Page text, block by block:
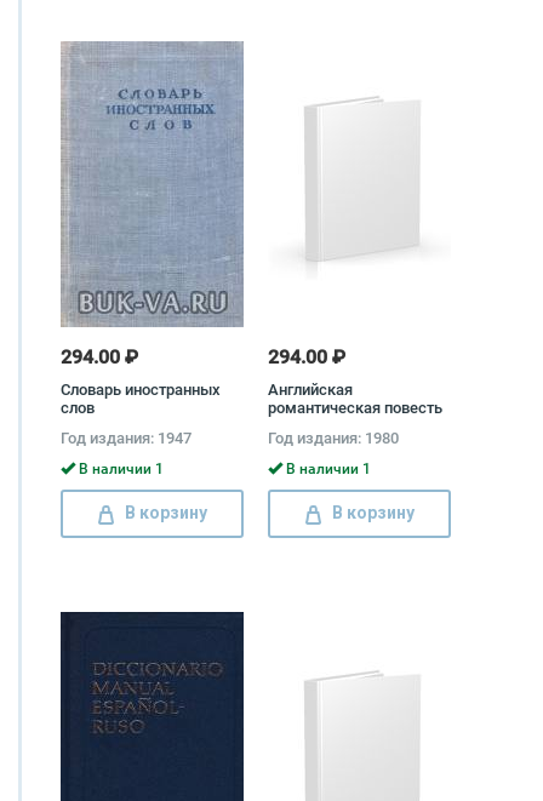
294.00 ₽
Словарь иностранных
слов
Год издания: 1947
В наличии 1
В корзину
294.00 ₽
Английская
романтическая повесть
Лэм, Эдвард Джордж
Булвер-Литтон, Мэри
Уолстонкрафт Шелли,
Джон Полидори, Чарльз
Мэтьюрин, Томас Де
Квинси, Ли Хант
Год издания: 1980
В наличии 1
В корзину